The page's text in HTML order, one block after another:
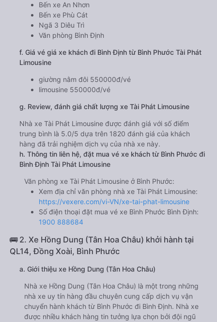
Bến xe An Nhơn
Bến xe Phù Cát
Ngã 3 Diêu Trì
Văn phòng Bình Định
f. Giá vé giá xe khách đi Bình Định từ Bình Phước Tài Phát
Limousine
giường nằm đôi 550000đ/vé
limousine 550000đ/vé
g. Review, đánh giá chất lượng xe Tài Phát Limousine
Nhà xe Tài Phát Limousine được đánh giá với số điểm
trung bình là 5.0/5 dựa trên 1820 đánh giá của khách
hàng đã trải nghiệm dịch vụ của nhà xe này.
h. Thông tin liên hệ, đặt mua vé xe khách từ Bình Phước đi
Bình Định Tài Phát Limousine
Văn phòng xe Tài Phát Limousine ở Bình Phước:
Xem địa chỉ văn phòng nhà xe Tài Phát Limousine:
https://vexere.com/vi-VN/xe-tai-phat-limousine
Số điện thoại đặt mua vé xe Bình Phước Bình Định:
1900 888684
🚌 2. Xe Hồng Dung (Tân Hoa Châu) khởi hành tại
QL14, Đồng Xoài, Bình Phước
a. Giới thiệu xe Hồng Dung (Tân Hoa Châu)
Nhà xe Hồng Dung (Tân Hoa Châu) là một trong những
nhà xe uy tín hàng đầu chuyên cung cấp dịch vụ vận
chuyển hành khách từ Bình Phước đi Bình Định. Nhà xe
được nhiều khách hàng tin tưởng lựa chọn bởi đội ngũ